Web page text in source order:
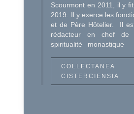
Scourmont en 2011, il y
2019. Il y exerce les
et de Père Hôtelier. Il
rédacteur en chef
spiritualité
COLLECTANEA
CISTERCIENSIA